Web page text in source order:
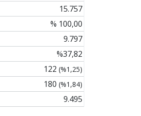
15.757
% 100,00
9.797
%37,82
122 (%1,25)
180 (%1,84)
9.495